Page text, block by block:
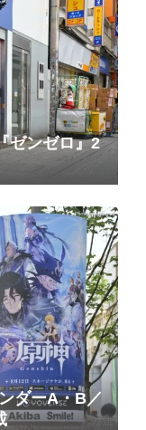
ゼンゼロ』2
ダーA・B／